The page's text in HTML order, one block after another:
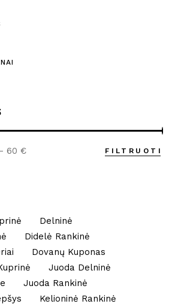
FILTRUOTI
60 €
Delninė
Didelė Rankinė
Dovanų Kuponas
Juoda Delninė
Juoda Rankinė
Kelioninė Rankinė